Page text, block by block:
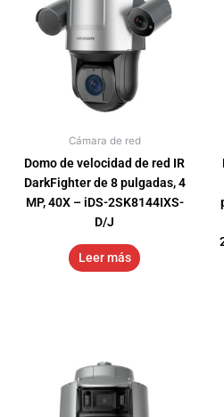
Cámara de red
Domo de velocidad de red IR
DarkFighter de 8 pulgadas, 4
MP, 40X – iDS-2SK8144IXS-
D/J
Leer más